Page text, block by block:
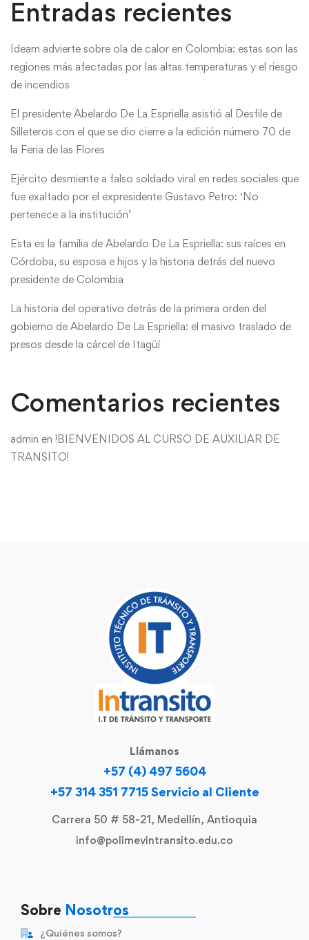
Entradas recientes
Ideam advierte sobre ola de calor en Colombia: estas son las
regiones más afectadas por las altas temperaturas y el riesgo
de incendios
El presidente Abelardo De La Espriella asistió al Desfile de
Silleteros con el que se dio cierre a la edición número 70 de
la Feria de las Flores
Ejército desmiente a falso soldado viral en redes sociales que
fue exaltado por el expresidente Gustavo Petro: ‘No
pertenece a la institución’
Esta es la familia de Abelardo De La Espriella: sus raíces en
Córdoba, su esposa e hijos y la historia detrás del nuevo
presidente de Colombia
La historia del operativo detrás de la primera orden del
gobierno de Abelardo De La Espriella: el masivo traslado de
presos desde la cárcel de Itagüí
Comentarios recientes
admin en !BIENVENIDOS AL CURSO DE AUXILIAR DE
TRANSITO!
Llámanos
+57 (4) 497 5604
+57 314 351 7715 Servicio al Cliente
Carrera 50 # 58-21, Medellín, Antioquia
info@polimevintransito.edu.co
Sobre Nosotros
¿Quiénes somos?